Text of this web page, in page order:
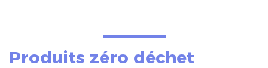
Produits zéro déchet